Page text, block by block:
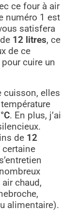
ce four à air
numéro 1 est
satisfera
12 litres, ce
de ce
cuire un
cuisson, elles
. En plus, j’ai
de 12
certaine
chaud,
alimentaire).